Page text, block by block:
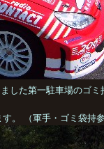
した第一駐車場のゴ
。 （軍手・ゴミ袋持